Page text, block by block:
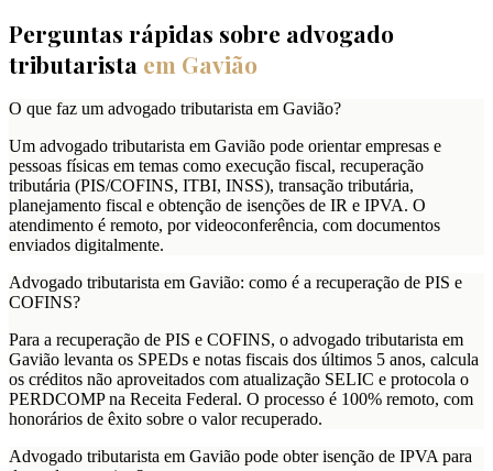
Perguntas rápidas sobre advogado
tributarista em Gavião
O que faz um advogado tributarista em Gavião?
Um advogado tributarista em Gavião pode orientar empresas e
pessoas físicas em temas como execução fiscal, recuperação
tributária (PIS/COFINS, ITBI, INSS), transação tributária,
planejamento fiscal e obtenção de isenções de IR e IPVA. O
atendimento é remoto, por videoconferência, com documentos
enviados digitalmente.
Advogado tributarista em Gavião: como é a recuperação de PIS e
COFINS?
Para a recuperação de PIS e COFINS, o advogado tributarista em
Gavião levanta os SPEDs e notas fiscais dos últimos 5 anos, calcula
os créditos não aproveitados com atualização SELIC e protocola o
PERDCOMP na Receita Federal. O processo é 100% remoto, com
honorários de êxito sobre o valor recuperado.
Advogado tributarista em Gavião pode obter isenção de IPVA para